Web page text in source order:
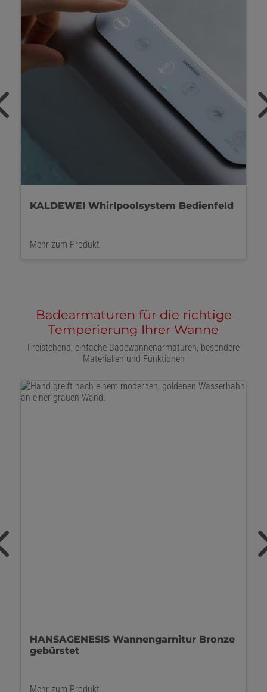
KALDEWEI Whirlpoolsystem
Mehr zum Produkt
Badearmaturen für die richtige
Temperierung Ihrer Wanne
Freistehend, einfache Badewannenarmaturen, besondere
Materialien und Funktionen
KEUCO Plan blue Wannenarmatur
schwarz
Mehr zum Produkt